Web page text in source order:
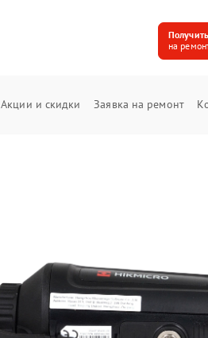
на
Акции и скидки Заявка на ремонт